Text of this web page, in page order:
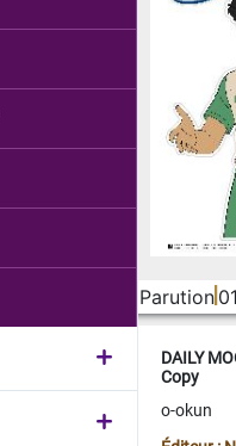
Parution
DAILY
Copy
o-okun